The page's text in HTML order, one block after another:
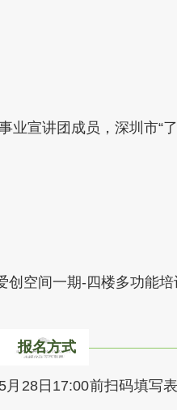
宣讲团成员，深圳市“了
空间一期-四楼多功能培
报名方式
28日17:00前扫码填写